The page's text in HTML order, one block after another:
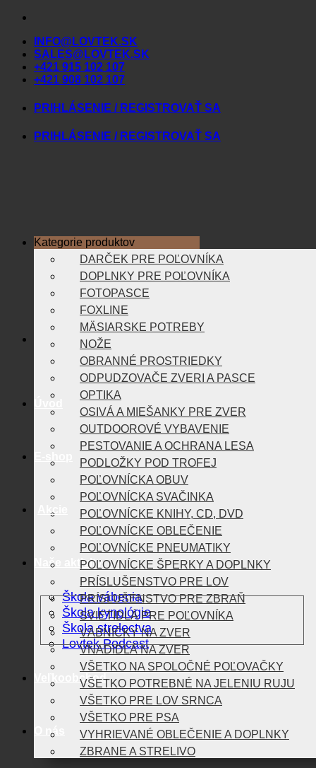
Skip
contentINFO@LOVTEK.SK
SALES@LOVTEK.SK
+421 915 102 107
+421 908 102 107
PRIHLÁSENIE / REGISTROVAŤ SA
PRIHLÁSENIE / REGISTROVAŤ SA
Akcie
Naše aktivity
Škola vábenia
Škola kynológie
Škola strelectva
Lovtek Podcast
Veľkoobchod
O nás
Kategorie produktov
DARČEK PRE POĽOVNÍKA
DOPLNKY PRE POĽOVNÍKA
FOTOPASCE
FOXLINE
MÄSIARSKE POTREBY
NOŽE
OBRANNÉ PROSTRIEDKY
ODPUDZOVAČE ZVERI A PASCE
OPTIKA
OSIVÁ A MIEŠANKY PRE ZVER
OUTDOOROVÉ VYBAVENIE
PESTOVANIE A OCHRANA LESA
PODLOŽKY POD TROFEJ
POĽOVNÍCKA OBUV
POĽOVNÍCKA SVAČINKA
POĽOVNÍCKE KNIHY, CD, DVD
POĽOVNÍCKE OBLEČENIE
POĽOVNÍCKE PNEUMATIKY
POĽOVNÍCKE ŠPERKY A DOPLNKY
PRÍSLUŠENSTVO PRE LOV
PRÍSLUŠENSTVO PRE ZBRAŇ
SVIETIDLÁ PRE POĽOVNÍKA
VÁBNIČKY NA ZVER
VNADIDLÁ NA ZVER
VŠETKO NA SPOLOČNÉ POĽOVAČKY
VŠETKO POTREBNÉ NA JELENIU RUJU
VŠETKO PRE LOV SRNCA
VŠETKO PRE PSA
VYHRIEVANÉ OBLEČENIE A DOPLNKY
ZBRANE A STRELIVO